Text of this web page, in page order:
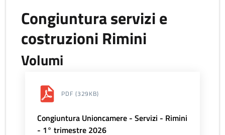
Congiuntura servizi e
costruzioni Rimini
Volumi
PDF (329KB)
Congiuntura Unioncamere - Servizi - Rimini
- 1° trimestre 2026